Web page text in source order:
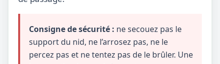
Consigne de sécurité : ne secouez pas le
support du nid, ne l’arrosez pas, ne le
percez pas et ne tentez pas de le brûler. Une